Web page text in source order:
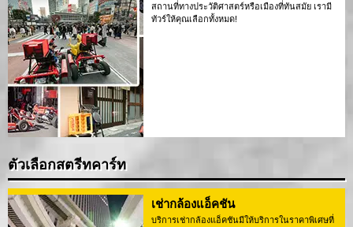
สถานที่ทางประวัติศาสตร์หรือเมืองที่ทันสมัย เรามี
ทัวร์ให้คุณเลือกทั้งหมด!
ตัวเลือกสตรีทคาร์ท
เช่ากล้องแอ็คชัน
บริการเช่ากล้องแอ็คชันมีให้บริการในราคาพิเศษที่